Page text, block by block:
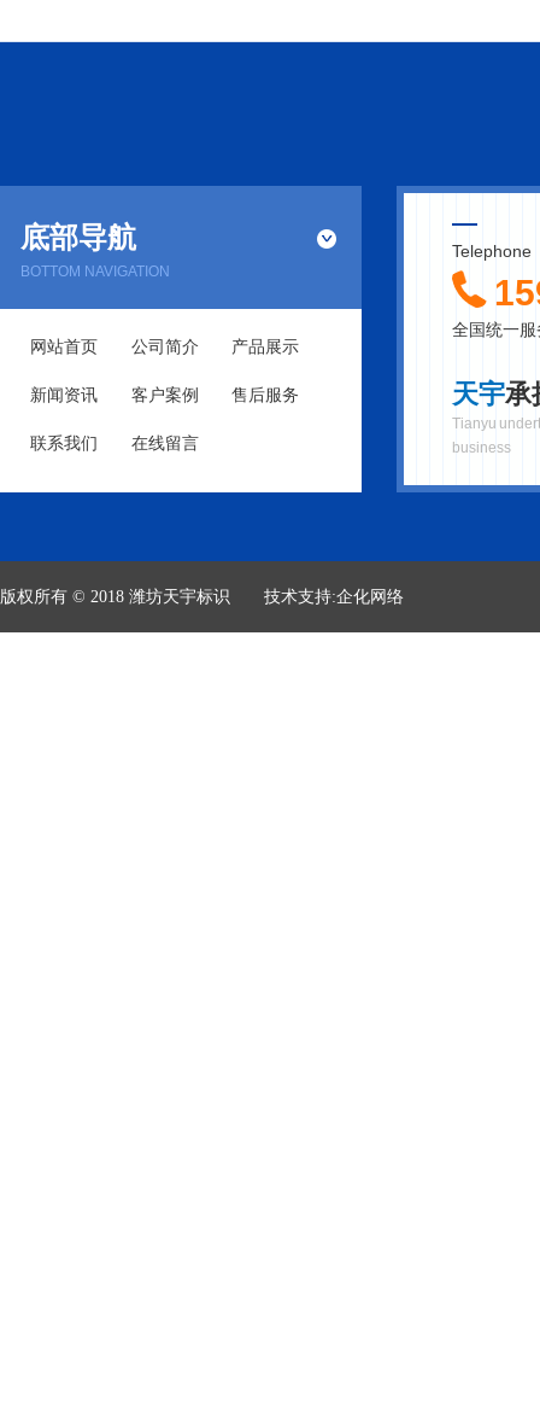
底部导航
BOTTOM NAVIGATION
网站首页 公司简介 产品展示
新闻资讯 客户案例 售后服务
联系我们 在线留言
Telephone
全国统一
天宇承
Tianyu
business
版权所有 © 2018 潍坊天宇标识 技术支持:企化网络